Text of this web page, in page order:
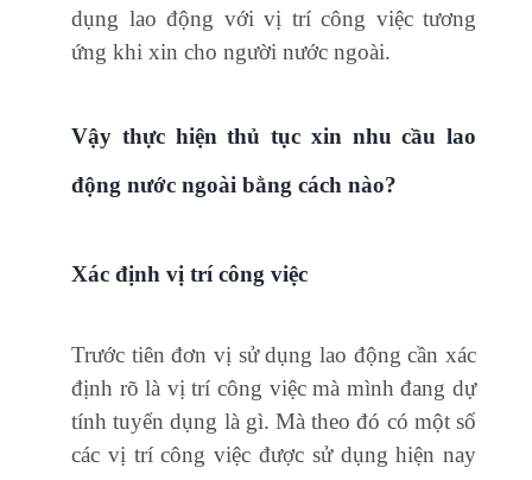
dụng lao động với vị trí công việc tương
ứng khi xin cho người nước ngoài.
Vậy thực hiện thủ tục xin nhu cầu lao
động nước ngoài bằng cách nào?
Xác định vị trí công việc
Trước tiên đơn vị sử dụng lao động cần xác
định rõ là vị trí công việc mà mình đang dự
tính tuyển dụng là gì. Mà theo đó có một số
các vị trí công việc được sử dụng hiện nay